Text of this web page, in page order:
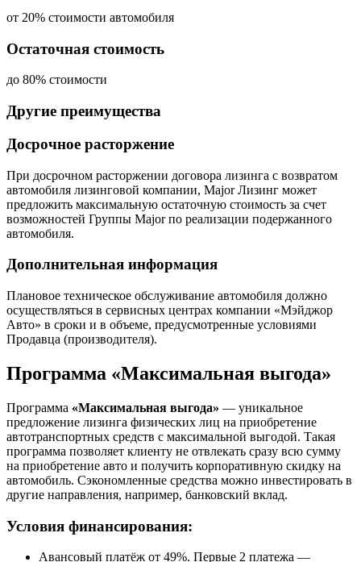
от 20% стоимости автомобиля
Остаточная стоимость
до 80% стоимости
Другие преимущества
Досрочное расторжение
При досрочном расторжении договора лизинга с возвратом
автомобиля лизинговой компании, Major Лизинг может
предложить максимальную остаточную стоимость за счет
возможностей Группы Major по реализации подержанного
автомобиля.
Дополнительная информация
Плановое техническое обслуживание автомобиля должно
осуществляться в сервисных центрах компании «Мэйджор
Авто» в сроки и в объеме, предусмотренные условиями
Продавца (производителя).
Программа «Максимальная выгода»
Программа «Максимальная выгода» — уникальное
предложение лизинга физических лиц на приобретение
автотранспортных средств с максимальной выгодой. Такая
программа позволяет клиенту не отвлекать сразу всю сумму
на приобретение авто и получить корпоративную скидку на
автомобиль. Сэкономленные средства можно инвестировать в
другие направления, например, банковский вклад.
Условия финансирования:
Авансовый платёж от 49%. Первые 2 платежа —